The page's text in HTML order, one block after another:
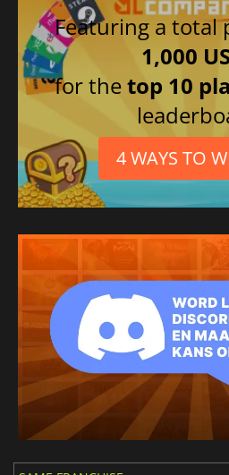
Featuring a total
1,000
for thetop 10
4 WAYS TO